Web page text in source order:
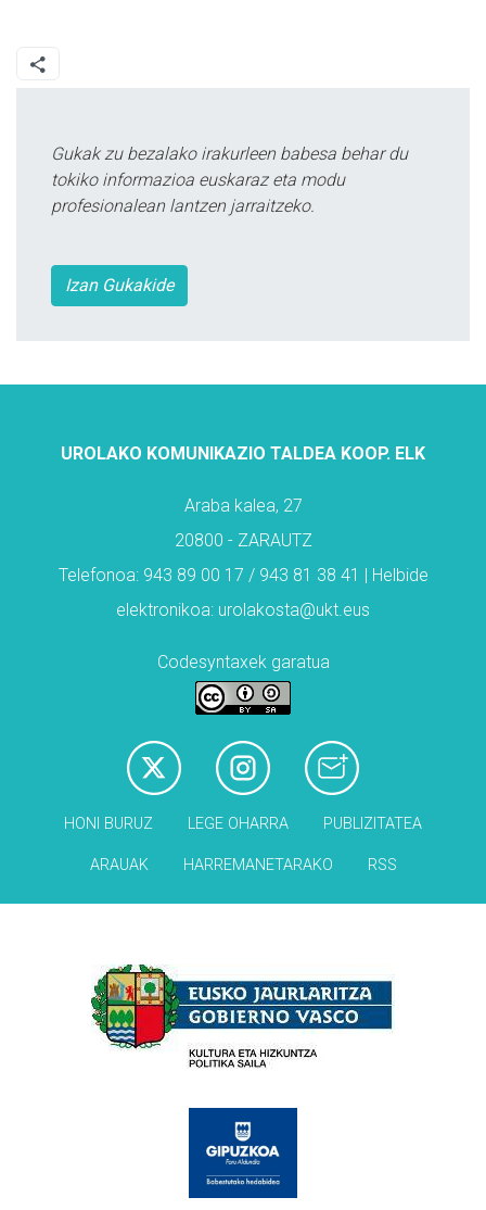
Gukak zu bezalako irakurleen babesa behar du
tokiko informazioa euskaraz eta modu
profesionalean lantzen jarraitzeko.
Izan Gukakide
UROLAKO KOMUNIKAZIO TALDEA KOOP. ELK
Araba kalea, 27
20800 - ZARAUTZ
Telefonoa: 943 89 00 17 / 943 81 38 41 | Helbide
elektronikoa: urolakosta@ukt.eus
Codesyntaxek garatua
HONI BURUZ LEGE OHARRA PUBLIZITATEA
ARAUAK HARREMANETARAKO RSS